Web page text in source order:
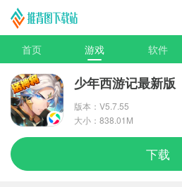
首页 游戏 软件
少年西游记最新版
版本：V5.7.55
大小：838.01M
下载